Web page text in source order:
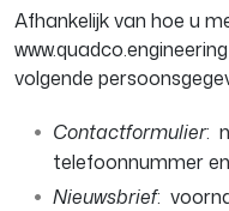
Afhankelijk van hoe u
volgende
Contactformulier:
telefoonnummer
Nieuwsbrief: